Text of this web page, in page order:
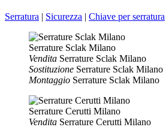
Serratura | Sicurezza | Chiave per serratura
Serrature Sclak Milano
Vendita Serrature Sclak Milano
Sostituzione Serrature Sclak Milano
Montaggio Serrature Sclak Milano
Serrature Cerutti Milano
Vendita Serrature Cerutti Milano